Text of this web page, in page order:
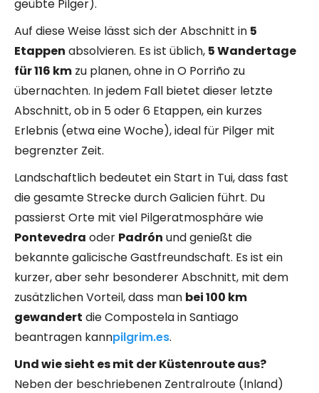
geübte Pilger).
Auf diese Weise lässt sich der Abschnitt in 5
Etappen absolvieren. Es ist üblich, 5 Wandertage
für 116 km zu planen, ohne in O Porriño zu
übernachten. In jedem Fall bietet dieser letzte
Abschnitt, ob in 5 oder 6 Etappen, ein kurzes
Erlebnis (etwa eine Woche), ideal für Pilger mit
begrenzter Zeit.
Landschaftlich bedeutet ein Start in Tui, dass fast
die gesamte Strecke durch Galicien führt. Du
passierst Orte mit viel Pilgeratmosphäre wie
Pontevedra oder Padrón und genießt die
bekannte galicische Gastfreundschaft. Es ist ein
kurzer, aber sehr besonderer Abschnitt, mit dem
zusätzlichen Vorteil, dass man bei 100 km
gewandert die Compostela in Santiago
beantragen kannpilgrim.es.
Und wie sieht es mit der Küstenroute aus?
Neben der beschriebenen Zentralroute (Inland)